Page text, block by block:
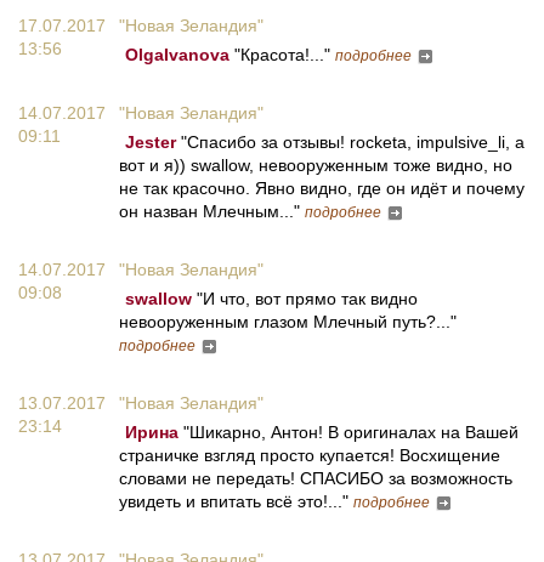
17.07.2017
13:56
"Новая Зеландия"
OlgaIvanova "Красота!..." подробнее
14.07.2017
09:11
"Новая Зеландия"
Jester"Спасибо за отзывы! rocketa, impulsive_li, а
вот и я)) swallow, невооруженным тоже видно, но
не так красочно. Явно видно, где он идёт и почему
он назван Млечным..." подробнее
14.07.2017
09:08
"Новая Зеландия"
swallow "И что, вот прямо так видно
невооруженным глазом Млечный путь?..."
подробнее
13.07.2017
23:14
"Новая Зеландия"
Ирина "Шикарно, Антон! В оригиналах на Вашей
страничке взгляд просто купается! Восхищение
словами не передать! СПАСИБО за возможность
увидеть и впитать всё это!..." подробнее